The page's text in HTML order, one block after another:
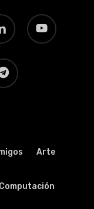
youtube
Arte
Computación